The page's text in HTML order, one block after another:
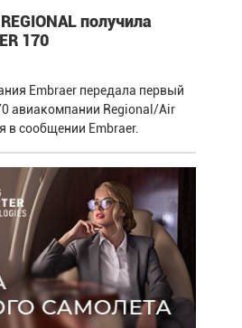
получила
170
Embraer передала первый
авиакомпании Regional/Air
в сообщении Embraer.